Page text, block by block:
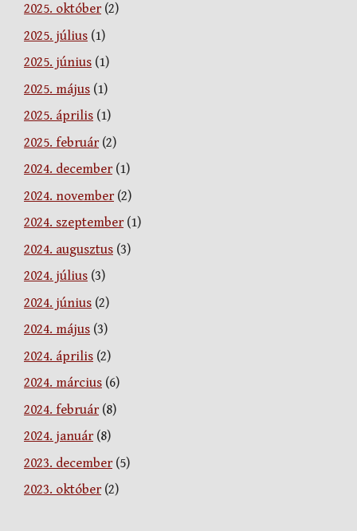
2025. október(2)
2025. július (1)
2025. június (1)
2025. május (1)
2025. április (1)
2025. február(2)
2024. december(1)
2024. november(2)
2024. szeptember(1)
2024. augusztus (3)
2024. július (3)
2024. június (2)
2024. május (3)
2024. április (2)
2024. március (6)
2024. február(8)
2024. január(8)
2023. december(5)
2023. október(2)